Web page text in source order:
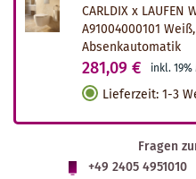
CARLDIX x
A91004000101
Absenkautomatik
281,09 € inkl.
Lieferzeit:1-3
Fragen
+49 2405 4951010